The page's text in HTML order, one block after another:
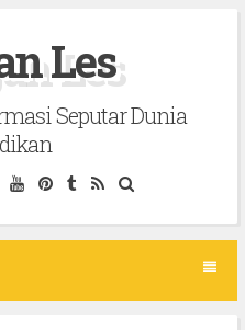
Les
Seputar Dunia